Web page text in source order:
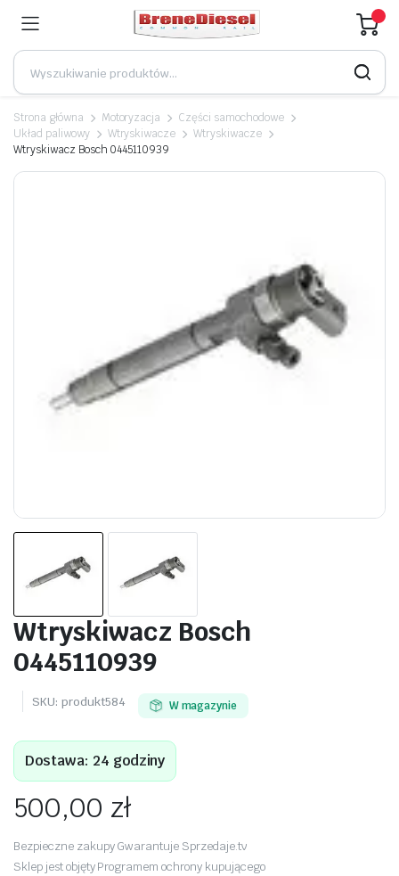
Strona główna Motoryzacja
Części samochodowe
Układ paliwowy
Wtryskiwacze
Wtryskiwacze
Wtryskiwacz Bosch 0445110939
Wtryskiwacz Bosch
0445110939
SKU: produkt584 W magazynie
Dostawa: 24 godziny
500,00 zł
Bezpieczne zakupy Gwarantuje Sprzedaje.tv
Sklep jest objęty Programem ochrony kupującego